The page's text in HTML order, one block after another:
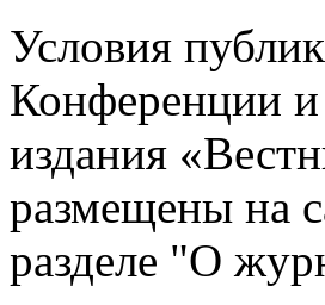
Условия
Конференции и
издания
размещены на
разделе "О